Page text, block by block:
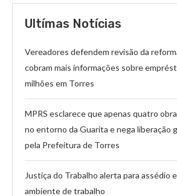
Ultímas Notícias
Vereadores defendem revisão da
cobram mais informações sobre
milhões em Torres
MPRS esclarece que apenas quatro
no entorno da Guarita e nega liberação
pela Prefeitura de Torres
Justiça do Trabalho alerta para assédio
ambiente de trabalho